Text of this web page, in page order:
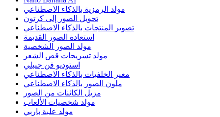
مولد الرمزية بالذكاء الاصطناعي
تحويل الصور إلى كرتون
تصوير المنتجات بالذكاء الاصطناعي
استعادة الصور القديمة
مولد الصور الشخصية
مولد تسريحات قص الشعر
استوديو فن جيبلي
مغير الخلفيات بالذكاء الاصطناعي
ملون الصور بالذكاء الاصطناعي
مزيل الكائنات من الصور
مولد شخصيات الألعاب
مولد علبة باربي